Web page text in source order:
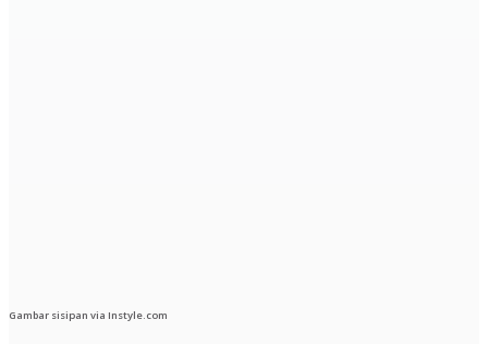
Gambar sisipan via Instyle.com